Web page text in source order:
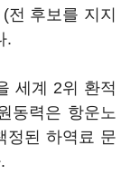
후보를 지지
.
세계 2위 환적
동력은 항운노
정된 하역료 문